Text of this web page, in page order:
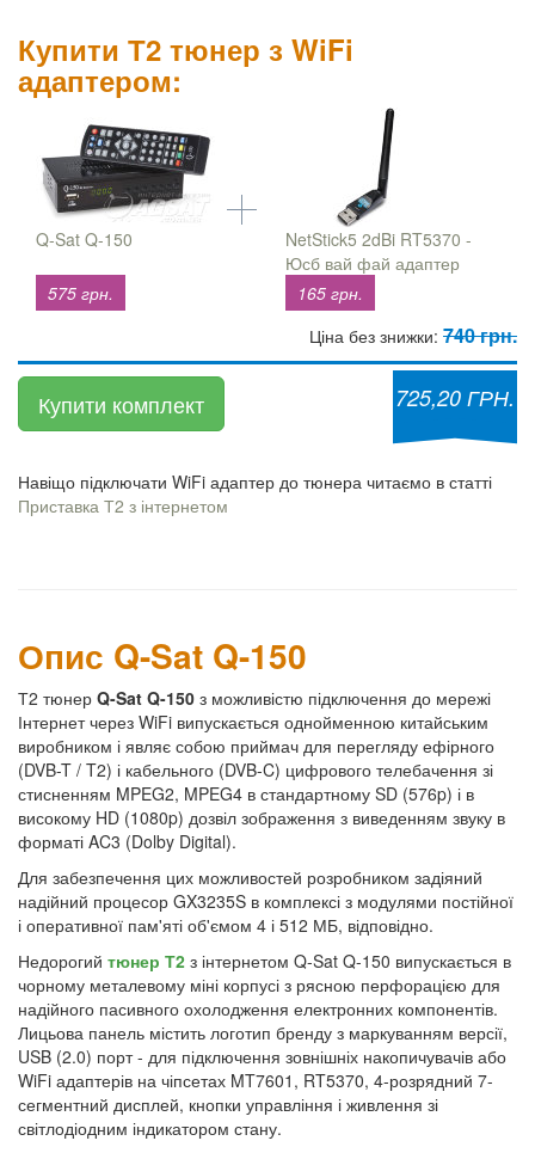
Купити Т2 тюнер з WiFi
адаптером:
Q-Sat Q-150
575 грн.
NetStick5 2dBi RT5370 -
Юсб вай фай адаптер
165 грн.
Ціна без знижки: 740 грн.
Купити комплект 725,20 ГРН.
Навіщо підключати WiFi адаптер до тюнера читаємо в статті
Приставка Т2 з інтернетом
Опис Q-Sat Q-150
Т2 тюнер Q-Sat Q-150 з можливістю підключення до мережі
Інтернет через WiFi випускається однойменною китайським
виробником і являє собою приймач для перегляду ефірного
(DVB-T / T2) і кабельного (DVB-C) цифрового телебачення зі
стисненням MPEG2, MPEG4 в стандартному SD (576p) і в
високому HD (1080p) дозвіл зображення з виведенням звуку в
форматі AC3 (Dolby Digital).
Для забезпечення цих можливостей розробником задіяний
надійний процесор GX3235S в комплексі з модулями постійної
і оперативної пам'яті об'ємом 4 і 512 МБ, відповідно.
Недорогий тюнер Т2 з інтернетом Q-Sat Q-150 випускається в
чорному металевому міні корпусі з рясною перфорацією для
надійного пасивного охолодження електронних компонентів.
Лицьова панель містить логотип бренду з маркуванням версії,
USB (2.0) порт - для підключення зовнішніх накопичувачів або
WiFi адаптерів на чіпсетах MT7601, RT5370, 4-розрядний 7-
сегментний дисплей, кнопки управління і живлення зі
світлодіодним індикатором стану.